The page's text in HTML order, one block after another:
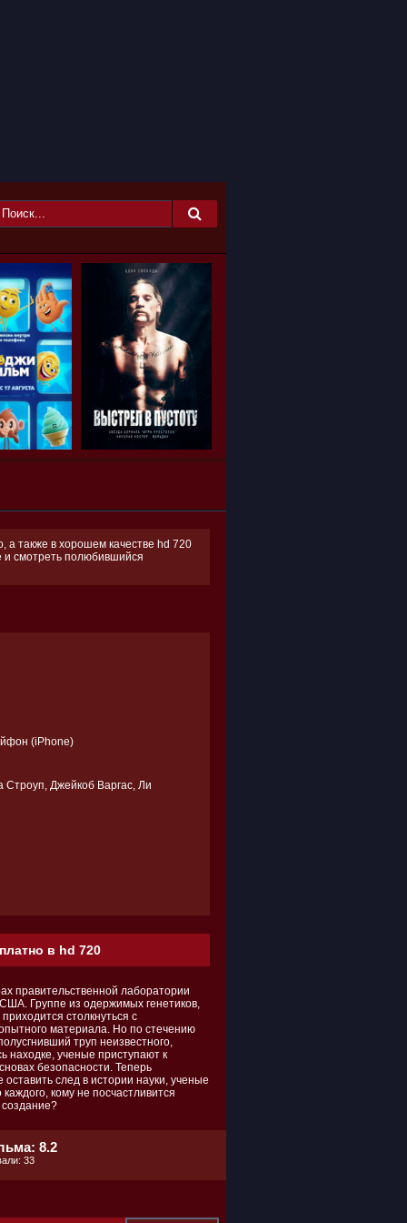
а также в хорошем качестве hd 720
и смотреть полюбившийся
(iPhone)
Джейкоб Варгас, Ли
в hd 720
правительственной лаборатории
Группе из одержимых генетиков,
столкнуться с
материала. Но по стечению
труп неизвестного,
находке, ученые приступают к
безопасности. Теперь
след в истории науки, ученые
кому не посчастливится
8.2
33